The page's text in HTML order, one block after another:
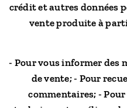
crédit et autres données
vente produite à
- Pour vous informer des
de vente; - Pour
commentaires; -